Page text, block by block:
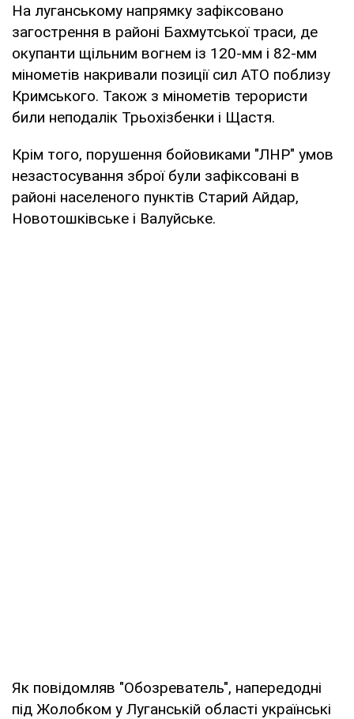
На луганському напрямку зафіксовано
загострення в районі Бахмутської траси, де
окупанти щільним вогнем із 120-мм і 82-мм
мінометів накривали позиції сил АТО поблизу
Кримського. Також з мінометів терористи
били неподалік Трьохізбенки і Щастя.
Крім того, порушення бойовиками "ЛНР" умов
незастосування зброї були зафіксовані в
районі населеного пунктів Старий Айдар,
Новотошківське і Валуйське.
Як повідомляв "Обозреватель", напередодні
під Жолобком у Луганській області українські